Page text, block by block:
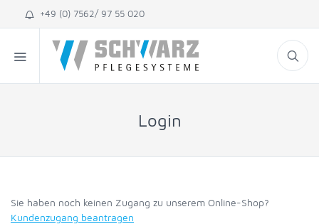
+49 (0) 7562/ 97 55 020
Login
Sie haben noch keinen Zugang zu unserem Online-Shop?
Kundenzugang beantragen